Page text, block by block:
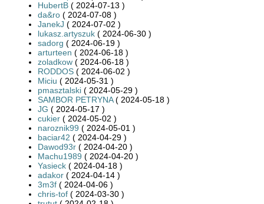
HubertB ( 2024-07-13 )
da&ro ( 2024-07-08 )
JanekJ ( 2024-07-02 )
lukasz.artyszuk ( 2024-06-30 )
sadorg ( 2024-06-19 )
arturteen ( 2024-06-18 )
zoladkow ( 2024-06-18 )
RODDOS ( 2024-06-02 )
Miciu ( 2024-05-31 )
pmasztalski ( 2024-05-29 )
SAMBOR PETRYNA( 2024-05-18 )
JG ( 2024-05-17 )
cukier ( 2024-05-02 )
naroznik99 ( 2024-05-01 )
baciar42 ( 2024-04-29 )
Dawod93r ( 2024-04-20 )
Machu1989 ( 2024-04-20 )
Yasieck ( 2024-04-18 )
adakor ( 2024-04-14 )
3m3f ( 2024-04-06 )
chris-tof ( 2024-03-30 )